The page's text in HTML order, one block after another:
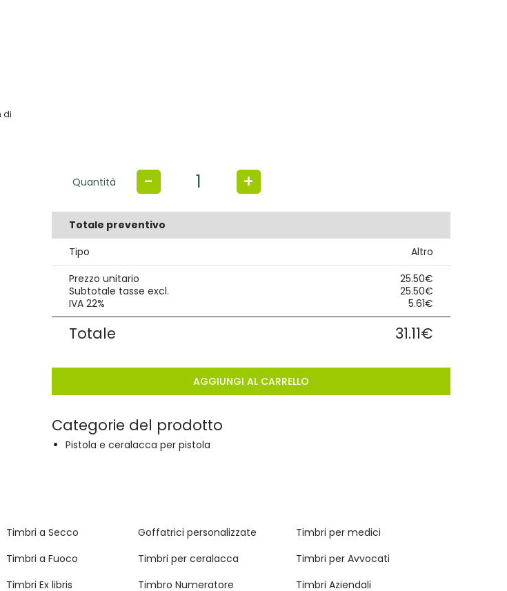
di
Quantità - +
Totale preventivo
Tipo
Altro
Prezzo unitario
25.50€
Subtotale tasse excl.
25.50€
IVA 22%
5.61€
Totale 31.11€
AGGIUNGI AL CARRELLO
Categorie del prodotto
Pistola e ceralacca per pistola
Timbri a Secco Goffatrici personalizzate
Timbri per medici
Timbri a Fuoco Timbri per ceralacca
Timbri per Avvocati
Timbri Ex libris Timbro Numeratore
Timbri Aziendali